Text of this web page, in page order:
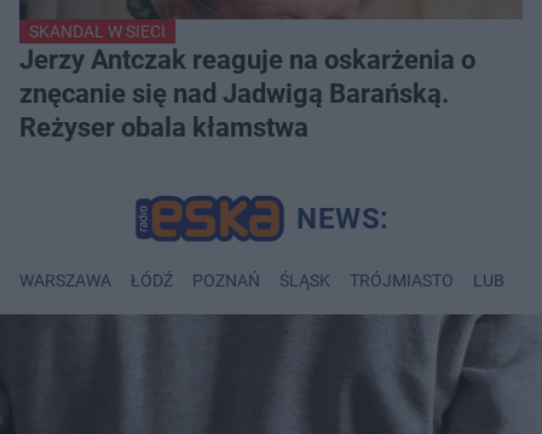
SKANDAL W SIECI
Jerzy Antczak reaguje na oskarżenia o
znęcanie się nad Jadwigą Barańską.
Reżyser obala kłamstwa
WARSZAWA ŁÓDŹ POZNAŃ ŚLĄSK TRÓJMIASTO LUBLIN